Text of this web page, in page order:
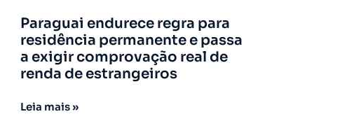
Paraguai endurece regra para
residência permanente e passa
a exigir comprovação real de
renda de estrangeiros
Leia mais »